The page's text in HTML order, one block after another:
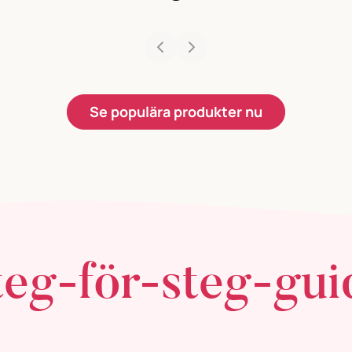
Se populära produkter nu
för-steg-